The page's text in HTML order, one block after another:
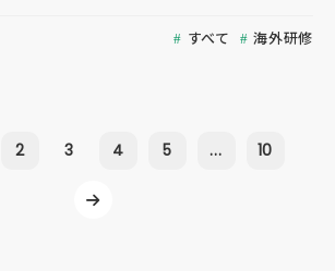
すべて 海外研修
2 3 4 5 ... 10